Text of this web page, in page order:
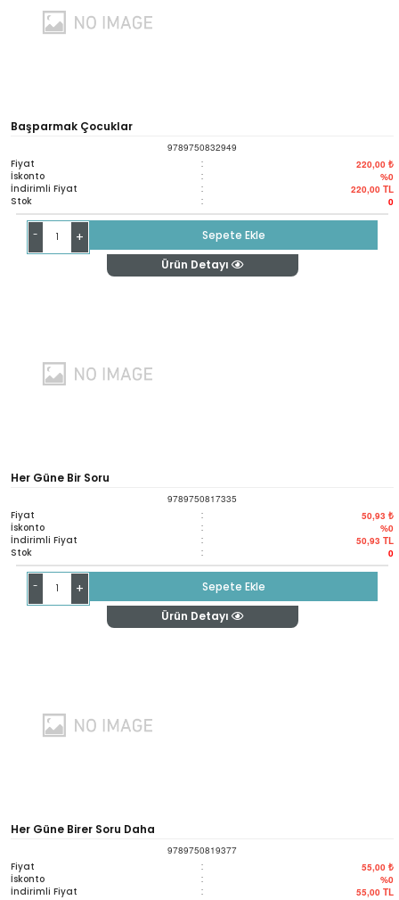
Başparmak Çocuklar
9789750832949
Fiyat : 220,00 ₺
İskonto : %0
İndirimli Fiyat : 220,00 TL
Stok : 0
- +
Sepete Ekle
Ürün Detayı
Her Güne Bir Soru
9789750817335
Fiyat : 50,93 ₺
İskonto : %0
İndirimli Fiyat : 50,93 TL
Stok : 0
- +
Sepete Ekle
Ürün Detayı
Her Güne Birer Soru Daha
9789750819377
Fiyat : 55,00 ₺
İskonto : %0
İndirimli Fiyat : 55,00 TL